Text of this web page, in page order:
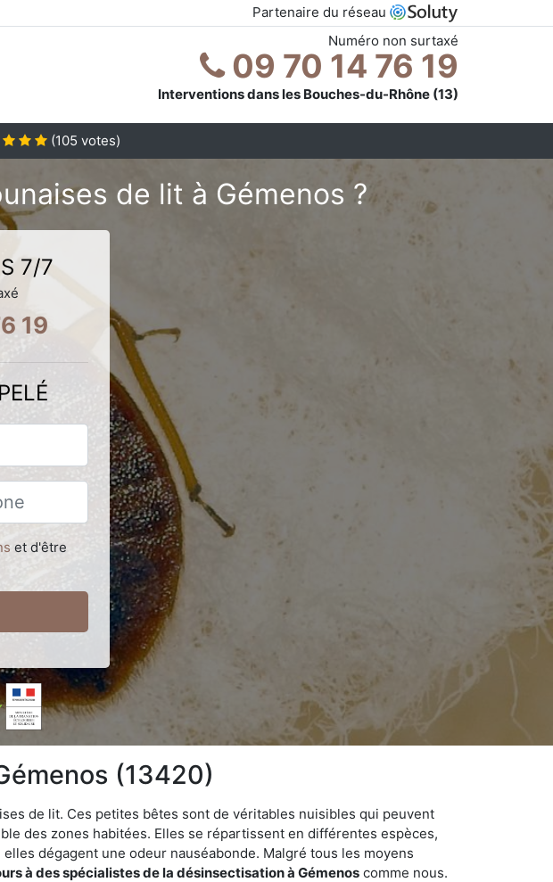
Partenaire du réseau
Numéro non surtaxé
09 70 14 76 19
Interventions dans les Bouches-du-Rhône (13)
(105 votes)
de lit à Gémenos ?
7/7
19
et d'être
(13420)
de lit. Ces petites bêtes sont de véritables nuisibles qui peuvent
des zones habitées. Elles se répartissent en différentes espèces,
dégagent une odeur nauséabonde. Malgré tous les moyens
à des spécialistes de la désinsectisation à Gémenos comme nous.